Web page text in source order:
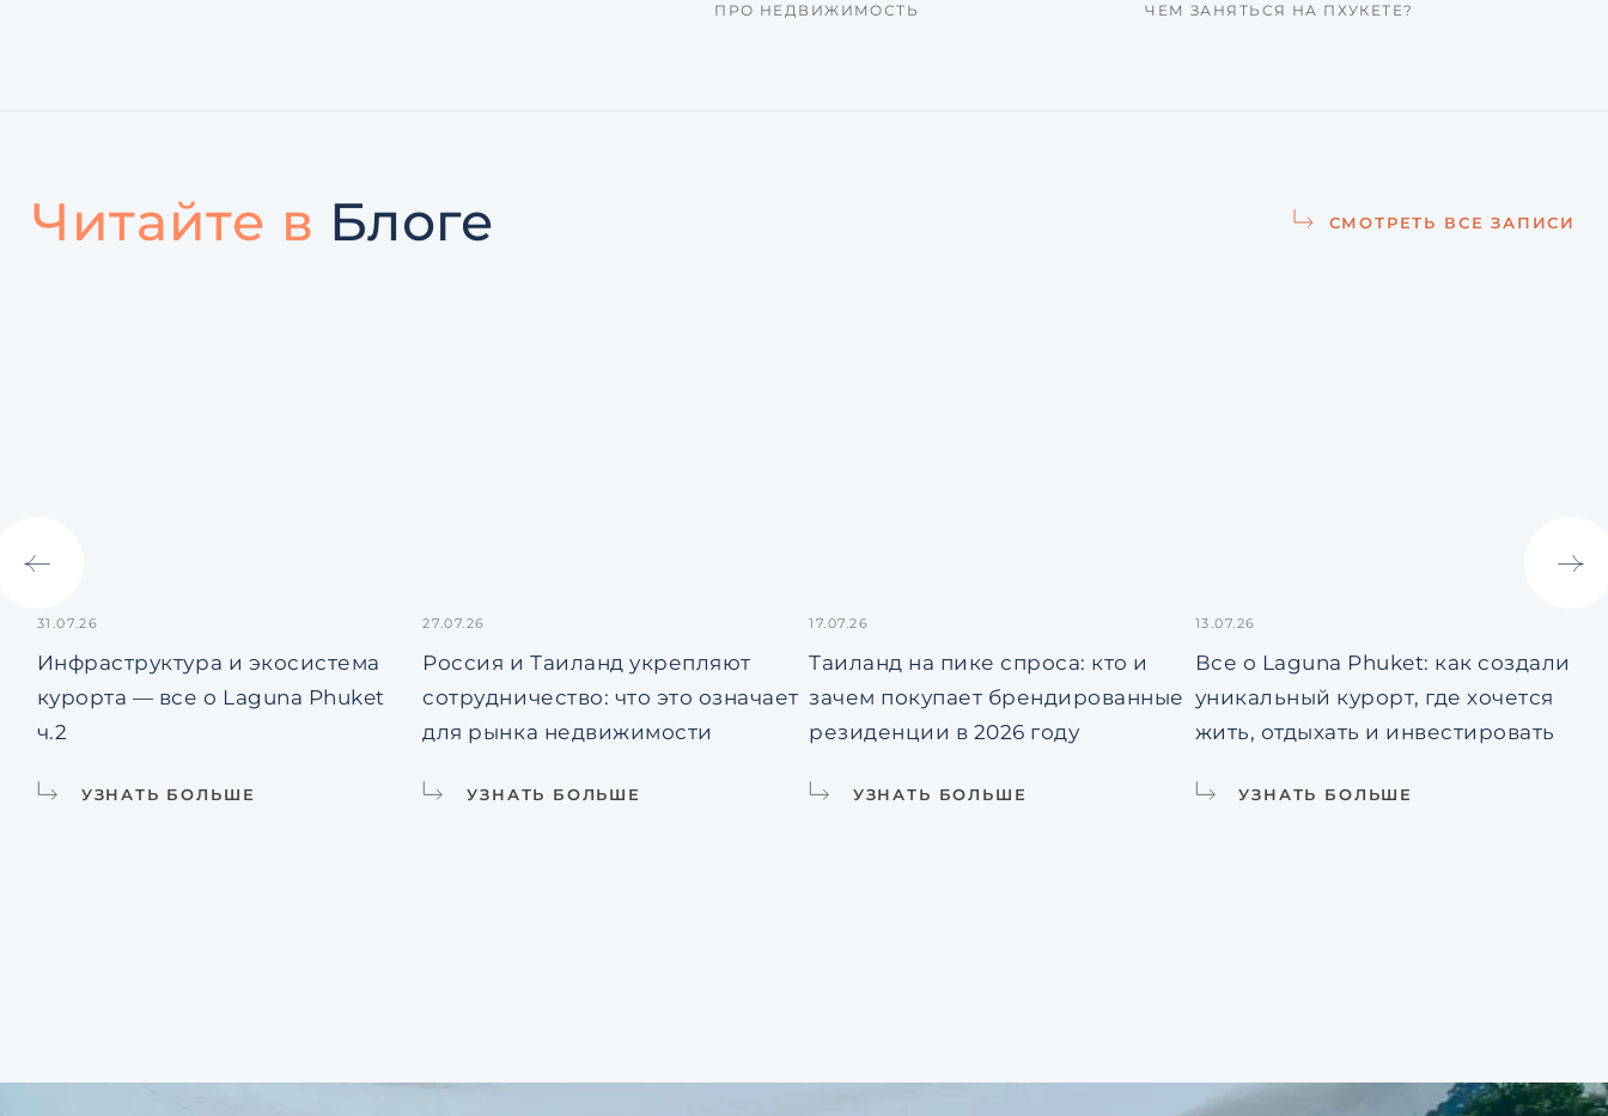
ПРО НЕДВИЖИМОСТЬ ЧЕМ ЗАНЯТЬСЯ НА ПХУКЕТЕ?
Читайте в Блоге СМОТРЕТЬ ВСЕ ЗАПИСИ
31.07.26
Инфраструктура и экосистема
курорта — все о Laguna Phuket
ч.2
УЗНАТЬ БОЛЬШЕ
27.07.26
Россия и Таиланд укрепляют
сотрудничество: что это означает
для рынка недвижимости
УЗНАТЬ БОЛЬШЕ
17.07.26
Таиланд на пике спроса: кто и
зачем покупает брендированные
резиденции в 2026 году
УЗНАТЬ БОЛЬШЕ
13.07.26
Все о Laguna Phuket: как создали
уникальный курорт, где хочется
жить, отдыхать и инвестировать
УЗНАТЬ БОЛЬШЕ